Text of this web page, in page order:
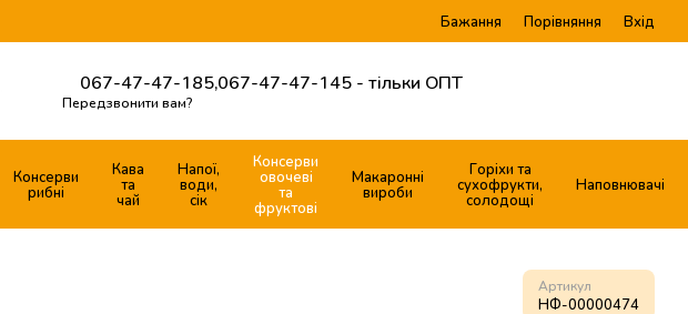
Бажання Порівняння Вхід
067-47-47-185, 067-47-47-145 - тільки ОПТ
Передзвонити вам?
Консерви
рибні
Кава
та
чай
Напої,
води,
сік
Консерви
овочеві
та
фруктові
Макаронні
вироби
Горіхи та
сухофрукти,
солодощі
Наповнювачі
Артикул
НФ-00000474